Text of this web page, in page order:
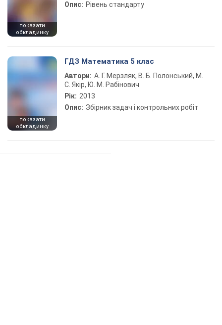
показати
обкладинку
Опис: Рівень стандарту
показати
обкладинку
ГДЗ Математика 5 клас
Автори: А. Г. Мерзляк, В. Б. Полонський, М.
С. Якір, Ю. М. Рабінович
Рік: 2013
Опис: Збірник задач і контрольних робіт